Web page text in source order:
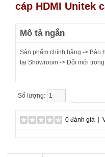
cáp HDMI Unitek
Mô tả ngắn
Sản phẩm chính hãng -> Bảo
tại Showroom -> Đổi mới
Số lượng:
0 đánh giá